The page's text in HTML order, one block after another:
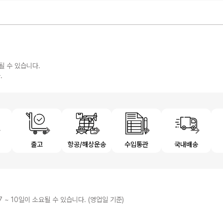
수 있습니다.
출고 항공/해상운송 수입통관 국내배송
10일이 소요될 수 있습니다. (영업일 기준)